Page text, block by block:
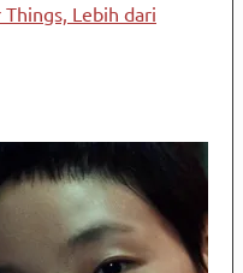
Lebih dari